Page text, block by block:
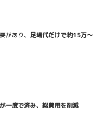
があり、 足場代だけで約15万〜
一度で済み、総費用を削減